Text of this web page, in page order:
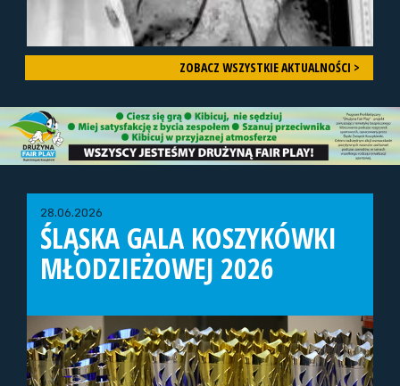
ZOBACZ WSZYSTKIE AKTUALNOŚCI >
28.06.2026
ŚLĄSKA GALA KOSZYKÓWKI
MŁODZIEŻOWEJ 2026